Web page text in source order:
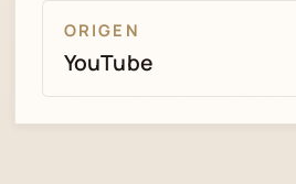
ORIGEN
YouTube